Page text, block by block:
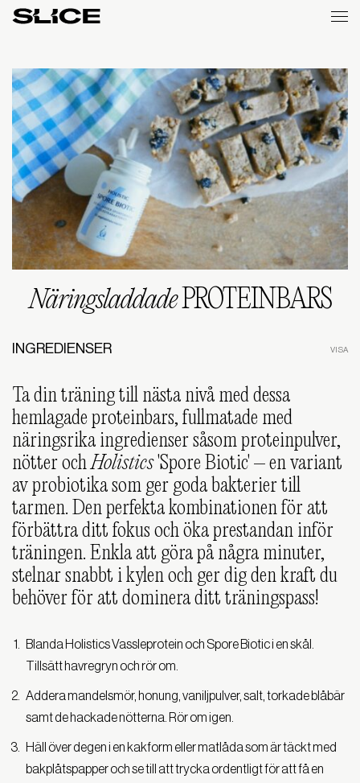
Slice
NäringsladdadePROTEINBARS
INGREDIENSER
Ta din träning till nästa nivå med dessa
hemlagade proteinbars, fullmatade med
näringsrika ingredienser såsom proteinpulver,
nötter ochHolistics'Spore Biotic' – en variant
av probiotika som ger goda bakterier till
tarmen. Den perfekta kombinationen för att
förbättra ditt fokus och öka prestandan inför
träningen. Enkla att göra på några minuter,
stelnar snabbt i kylen och ger dig den kraft du
behöver för att dominera ditt träningspass!
Blanda Holistics Vassleprotein och Spore Biotic i en skål.
Tillsätt havregryn och rör om.
Addera mandelsmör, honung, vaniljpulver, salt, torkade blåbär
samt de hackade nötterna. Rör om igen.
Häll över degen i en kakform eller matlåda som är täckt med
bakplåtspapper och se till att trycka ordentligt för att få en